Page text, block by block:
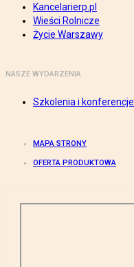
Kancelarierp.pl
Wieści Rolnicze
Życie Warszawy
NASZE WYDARZENIA
Szkolenia i konferencje
MAPA STRONY
OFERTA PRODUKTOWA